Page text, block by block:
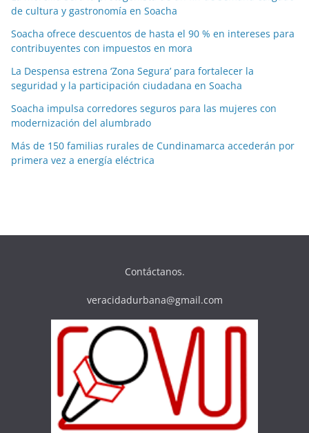
de cultura y gastronomía en Soacha
Soacha ofrece descuentos de hasta el 90 % en intereses para
contribuyentes con impuestos en mora
La Despensa estrena ‘Zona Segura’ para fortalecer la
seguridad y la participación ciudadana en Soacha
Soacha impulsa corredores seguros para las mujeres con
modernización del alumbrado
Más de 150 familias rurales de Cundinamarca accederán por
primera vez a energía eléctrica
Contáctanos.
veracidadurbana@gmail.com